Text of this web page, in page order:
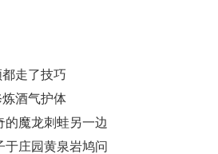
走了技巧
酒气护体
的魔龙刺蛙另一边
于庄园黄泉岩鸠问